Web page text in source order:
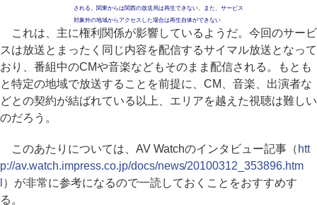
される。関東からは関西の放送局は再生できない。また、サービス
対象外の地域からアクセスした場合は再生自体ができない
これは、主に権利関係が影響しているようだ。今回のサービ
スは放送とまったく同じ内容を配信するサイマル放送となって
おり、番組中のCMや音楽などもそのまま配信される。もとも
と特定の地域で放送することを前提に、CM、音楽、出演者な
どとの契約が結ばれている以上、エリアを越えた視聴は難しい
のだろう。
このあたりについては、AV Watchのインタビュー記事（ htt
p://av.watch.impress.co.jp/docs/news/20100312_353896.htm
）が非常に参考になるので一読しておくことをおすすめす
る。